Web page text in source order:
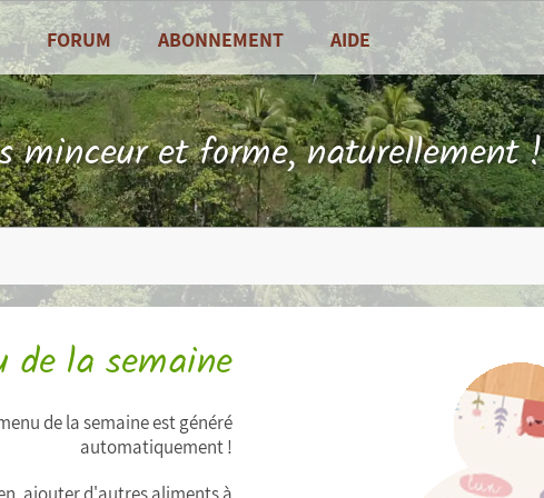
de saison
FORUM ABONNEMENT AIDE
Foire Aux Questions
Contact
minceur et forme, naturellement !
de la semaine
de la semaine est généré
automatiquement !